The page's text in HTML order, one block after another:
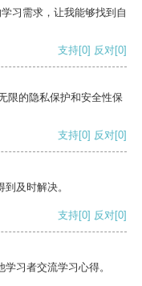
习需求，让我能够找到自
支持[0] 反对[0]
限的隐私保护和安全性保
支持[0] 反对[0]
及时解决。
支持[0] 反对[0]
习者交流学习心得。